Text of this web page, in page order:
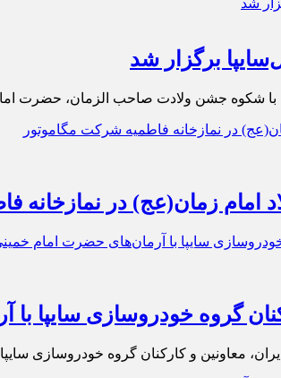
برگزار شد
با شکوه جشن ولادت صاحب الزمان، حضرت
زمان(عج) در نمازخانه
گروه خودروسازی سایپا
معاونین و کارکنان گروه خودروسازی